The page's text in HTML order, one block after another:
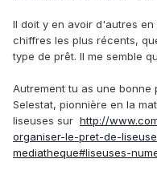
Il doit y en avoir d'autres
chiffres les plus récents,
type de prêt. Il me semble
Autrement tu as une bonne
Selestat, pionnière en la
liseuses sur http://
organiser-le-pret-de-
mediatheque#liseuses-